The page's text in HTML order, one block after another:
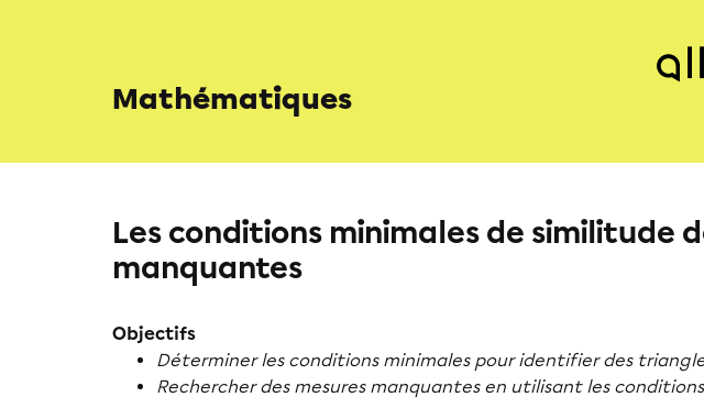
Mathématiques
Les conditions minimales de similitude
manquantes
Objectifs
Déterminer les conditions minimales pour identifier des
Rechercher des mesures manquantes en utilisant les